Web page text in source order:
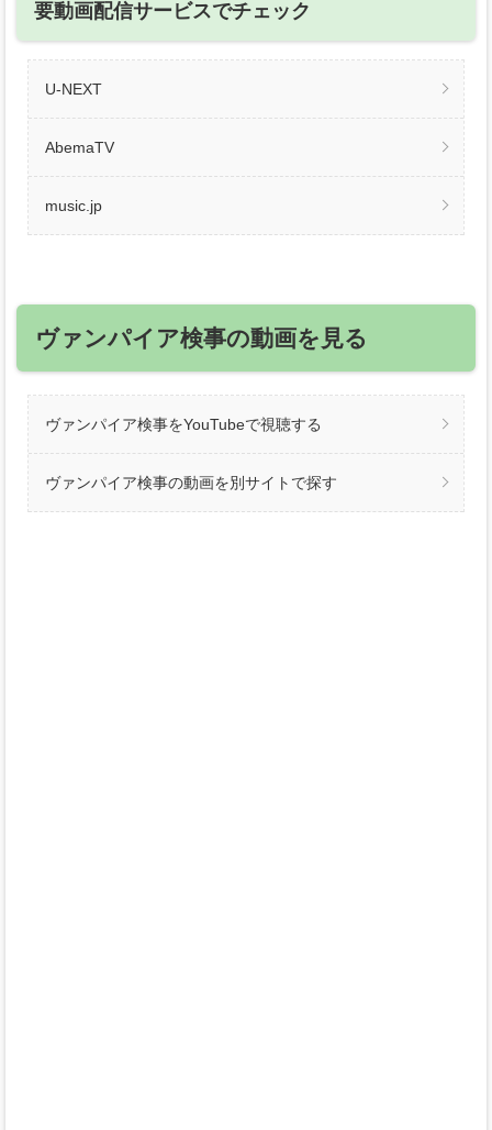
要動画配信サービスでチェック
U-NEXT
AbemaTV
music.jp
ヴァンパイア検事の動画を見る
ヴァンパイア検事をYouTubeで視聴する
ヴァンパイア検事の動画を別サイトで探す